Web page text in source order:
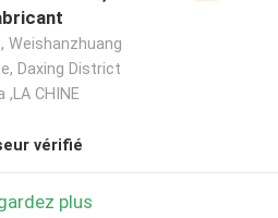
Weishanzhuang
Daxing District
,LA CHINE
vérifié
plus